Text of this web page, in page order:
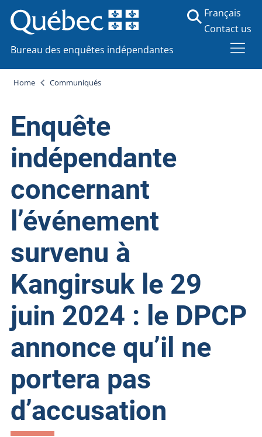
Bureau des enquêtes indépendantes
Français
Contact us
Home Communiqués
Enquête
indépendante
concernant
l’événement
survenu à
Kangirsuk le 29
juin 2024 : le DPCP
annonce qu’il ne
portera pas
d’accusation